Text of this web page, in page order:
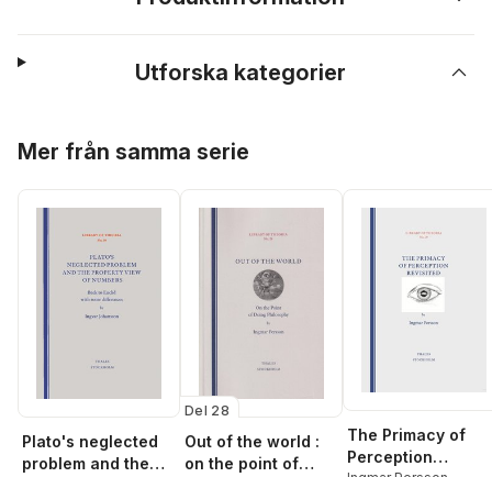
Utforska kategorier
Mer från samma serie
Plato's neglected
problem and the
Del 28
Out of the world :
on the point of
The Primacy of
Perception